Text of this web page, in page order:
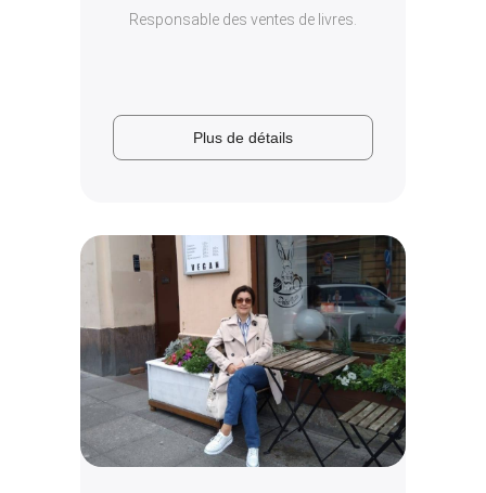
Responsable des ventes de livres.
Plus de
détails
Plus de détails